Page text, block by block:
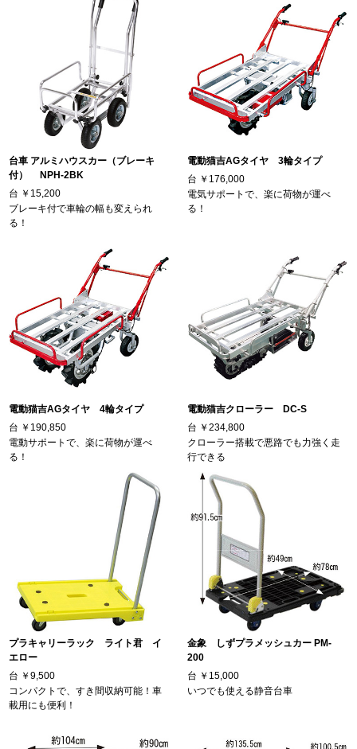
台車 アルミハウスカー（ブレーキ
付） NPH-2BK
台 ￥15,200
ブレーキ付で車輪の幅も変えられ
る！
電動猫吉AGタイヤ 3輪タイプ
台 ￥176,000
電気サポートで、楽に荷物が運べ
る！
電動猫吉AGタイヤ 4輪タイプ
台 ￥190,850
電動サポートで、楽に荷物が運べ
る！
電動猫吉クローラー DC-S
台 ￥234,800
クローラー搭載で悪路でも力強く走
行できる
プラキャリーラック ライト君 イ
エロー
台 ￥9,500
コンパクトで、すき間収納可能！車
載用にも便利！
金象 しずプラメッシュカー PM-
200
台 ￥15,000
いつでも使える静音台車